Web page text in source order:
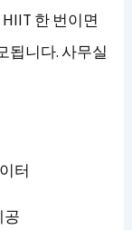
HIIT 한 번이면
됩니다. 사무실
터
공